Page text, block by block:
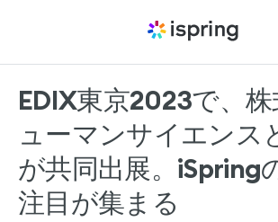
製品
パートナー
お問い合わせ
サポート
買い物かご
私のアカウント
EDIX東京2023で、株
ューマンサイエンス
が共同出展。iSpring
注目が集まる